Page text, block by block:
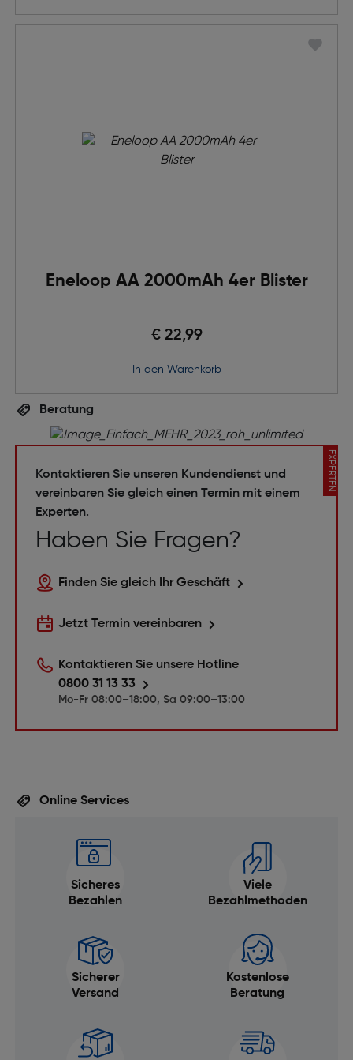
Eneloop AA 2000mAh 4er Blister
€ 22,99
in den Warenkorb
Beratung
EXPERTEN
Kontaktieren Sie unseren Kundendienst und
vereinbaren Sie gleich einen Termin mit einem
Experten.
Haben Sie Fragen?
Finden Sie gleich Ihr Geschäft
Jetzt Termin vereinbaren
Kontaktieren Sie unsere Hotline
0800 31 13 33
Mo-Fr 08:00–18:00, Sa 09:00–13:00
Online Services
Sicheres
Bezahlen
Viele
Bezahlmethoden
Sicherer
Versand
Kostenlose
Beratung